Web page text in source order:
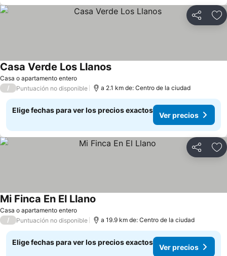
Compartir
Casa o apartamento entero
Casa Verde Los LlanosVer precios
/ Puntuación no disponible a 2.1 km de: Centro de la ciudad
Elige fechas para ver los precios exactos
Ver precios
Compartir
Casa o apartamento entero
Mi Finca En El Llano
/ Puntuación no disponible a 19.9 km de: Centro de la ciudad
Elige fechas para ver los precios exactos
Ver precios